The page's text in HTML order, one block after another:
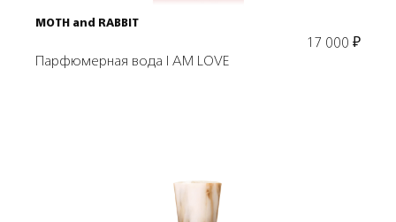
MOTH and RABBIT
17 000 ₽
Парфюмерная вода I AM LOVE